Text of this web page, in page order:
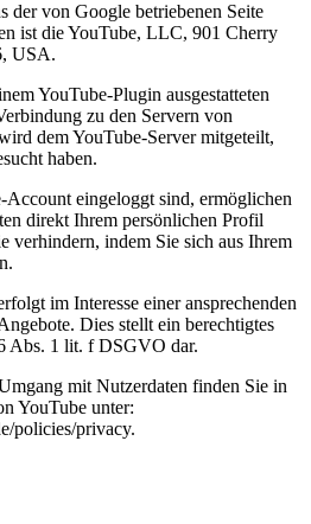
der von Google betriebenen Seite
ist die YouTube, LLC, 901 Cherry
USA.
YouTube-Plugin ausgestatteten
zu den Servern von
dem YouTube-Server mitgeteilt,
haben.
eingeloggt sind, ermöglichen
direkt Ihrem persönlichen Profil
verhindern, indem Sie sich aus Ihrem
im Interesse einer ansprechenden
Dies stellt ein berechtigtes
Abs. 1 lit. f DSGVO dar.
mit Nutzerdaten finden Sie in
YouTube unter:
policies/privacy.